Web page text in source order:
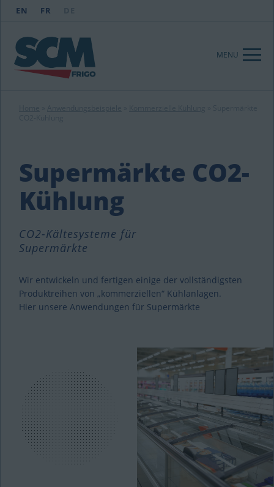
EN FR
MENU
Supermärkte CO2-
Kühlung
CO2-Kältesysteme für
Supermärkte
Wir entwickeln und fertigen einige der vollständigsten
Produktreihen von „kommerziellen“ Kühlanlagen.
Hier unsere Anwendungen für Supermärkte